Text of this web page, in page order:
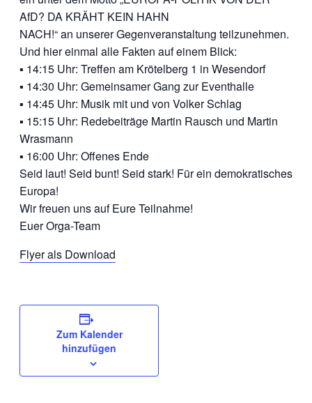
AfD? DA KRÄHT KEIN HAHN
NACH!“ an unserer Gegenveranstaltung teilzunehmen.
Und hier einmal alle Fakten auf einem Blick:
▪ 14:15 Uhr: Treffen am Krötelberg 1 in Wesendorf
▪ 14:30 Uhr: Gemeinsamer Gang zur Eventhalle
▪ 14:45 Uhr: Musik mit und von Volker Schlag
▪ 15:15 Uhr: Redebeiträge Martin Rausch und Martin
Wrasmann
▪ 16:00 Uhr: Offenes Ende
Seid laut! Seid bunt! Seid stark! Für ein demokratisches
Europa!
Wir freuen uns auf Eure Teilnahme!
Euer Orga-Team
Flyer als Download
Zum Kalender
hinzufügen